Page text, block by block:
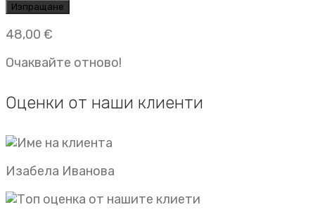
48,00 €
Очаквайте отново!
Оценки от наши клиенти
Изабела Иванова